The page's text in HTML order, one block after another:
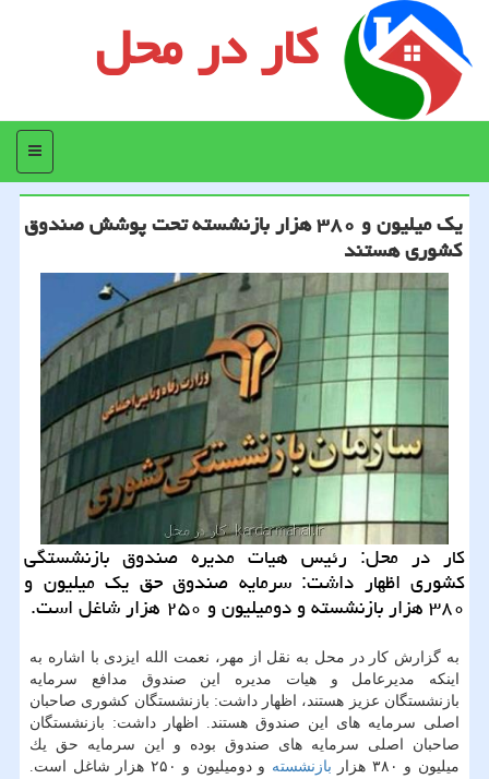
کار در محل
منو
یك میلیون و ۳۸۰ هزار بازنشسته تحت پوشش صندوق
كشوری هستند
كار در محل: رئیس هیات مدیره صندوق بازنشستگی
كشوری اظهار داشت: سرمایه صندوق حق یك میلیون و
۳۸۰ هزار بازنشسته و دومیلیون و ۲۵۰ هزار شاغل است.
به گزارش كار در محل به نقل از مهر، نعمت الله ایزدی با اشاره به
اینكه مدیرعامل و هیات مدیره این صندوق مدافع سرمایه
بازنشستگان عزیز هستند، اظهار داشت: بازنشستگان كشوری صاحبان
اصلی سرمایه های این صندوق هستند. اظهار داشت: بازنشستگان
صاحبان اصلی سرمایه های صندوق بوده و این سرمایه حق یك
میلیون و ۳۸۰ هزار
بازنشسته
و دومیلیون و ۲۵۰ هزار شاغل است.